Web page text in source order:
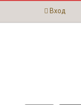
Вход